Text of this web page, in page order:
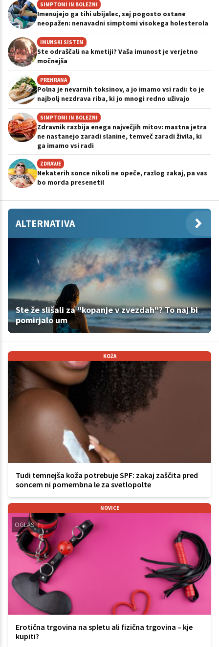
SIMPTOMI IN BOLEZNI
Imenujejo ga tihi ubijalec, saj pogosto ostane
neopažen: nenavadni simptomi visokega holesterola
IMUNSKI SISTEM
Ste odraščali na kmetiji? Vaša imunost je verjetno
močnejša
PREHRANA
Polna je nevarnih toksinov, a jo imamo vsi radi: to je
najbolj nezdrava riba, ki jo mnogi redno uživajo
SIMPTOMI IN BOLEZNI
Zdravnik razbija enega največjih mitov: mastna jetra
ne nastanejo zaradi slanine, temveč zaradi živila, ki
ga imamo vsi radi
ZDRAVJE
Nekaterih sonce nikoli ne opeče, razlog zakaj, pa vas
bo morda presenetil
ALTERNATIVA
Ste že slišali za "kopanje v zvezdah"? To naj bi
pomirjalo um
KOŽA
Tudi temnejša koža potrebuje SPF: zakaj zaščita pred
soncem ni pomembna le za svetlopolte
NOVICE
OGLAS
Erotična trgovina na spletu ali fizična trgovina – kje
kupiti?